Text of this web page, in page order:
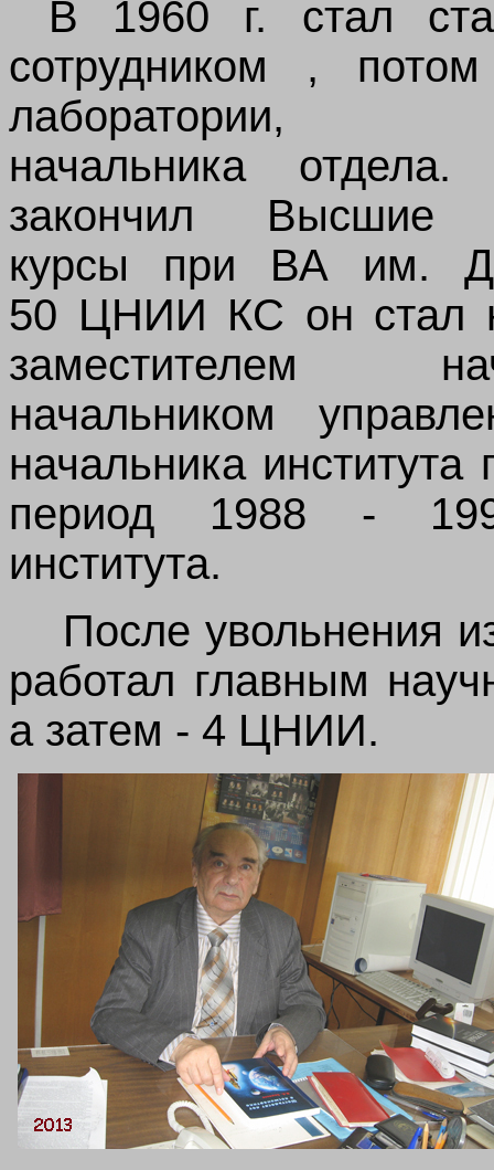
В 1960 г. стал
сотрудником ,
лаборатории,
начальника
закончил Высшие
курсы при ВА им.
50 ЦНИИ КС он стал
заместителем
начальником
начальника
период 1988 -
института.
После увольнения
работал главным
а затем - 4 ЦНИИ.